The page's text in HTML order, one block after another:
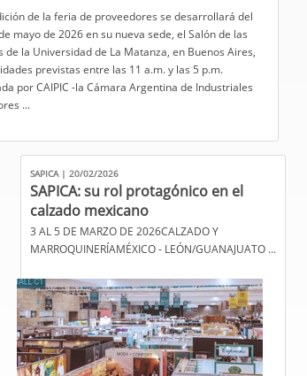
de la feria de proveedores se desarrollará del
mayo de 2026 en su nueva sede, el Salón de las
de la Universidad de La Matanza, en Buenos Aires,
previstas entre las 11 a.m. y las 5 p.m.
por CAIPIC -la Cámara Argentina de Industriales
...
SAPICA | 20/02/2026
SAPICA: su rol protagónico en el
calzado mexicano
3 AL 5 DE MARZO DE 2026CALZADO Y
MARROQUINERÍA​MÉXICO - LEÓN/GUANAJUATO ...